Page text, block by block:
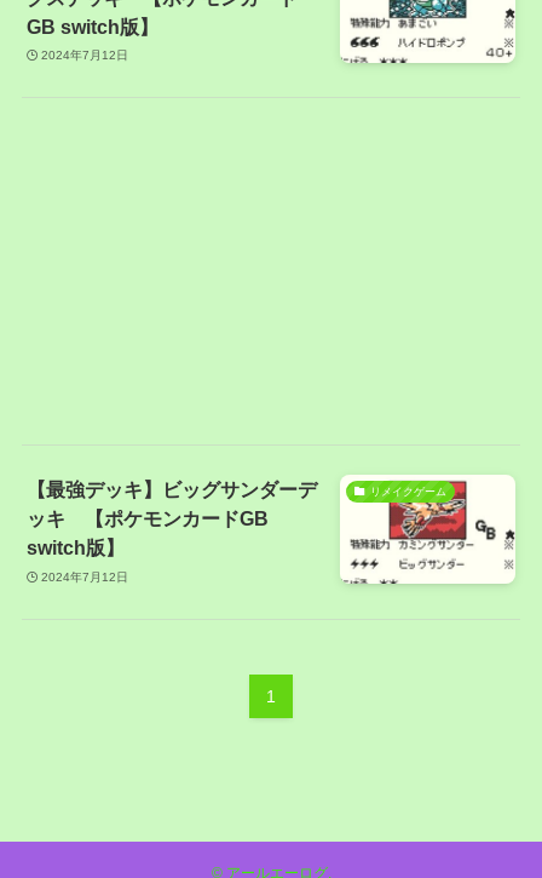
GB switch版】
2024年7月12日
リメイクゲーム
【最強デッキ】ビッグサンダーデ
ッキ 【ポケモンカードGB
switch版】
2024年7月12日
1
©アールエーログ.